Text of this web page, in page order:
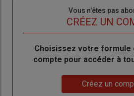
Vous n'êtes pas
CRÉEZ UN
BodyChoisissez votre
compte pour accéder à
Créez un